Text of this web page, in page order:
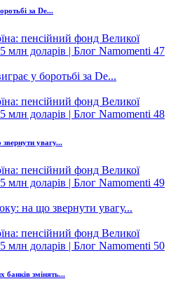
за De...
у боротьбі за De...
увагу...
на що звернути увагу...
банків змінять...